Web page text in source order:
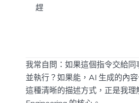
趕
我常自問：如果這個指令交給同
並執行？如果能，AI 生成的內
這種清晰的描述方式，正是我理